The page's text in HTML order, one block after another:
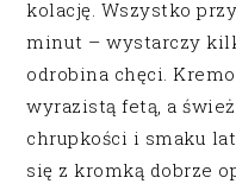
kolację. Wszystko
minut – wystarczy
odrobina chęci.
wyrazistą fetą, a
chrupkości i smaku
się z kromką dobrze